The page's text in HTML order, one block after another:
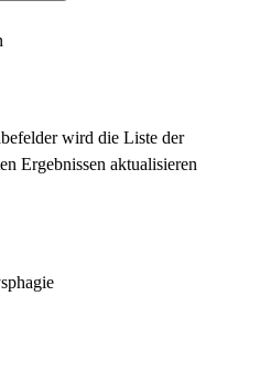
wird die Liste der
Ergebnissen aktualisieren